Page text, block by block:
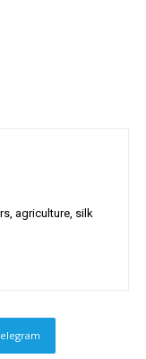
agriculture, silk